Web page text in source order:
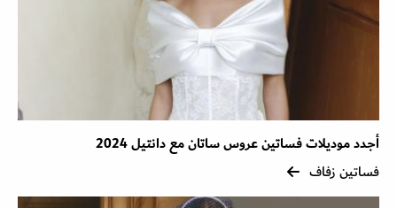
أجدد موديلات فساتين عروس ساتان مع دانتيل 2024
فساتين زفاف